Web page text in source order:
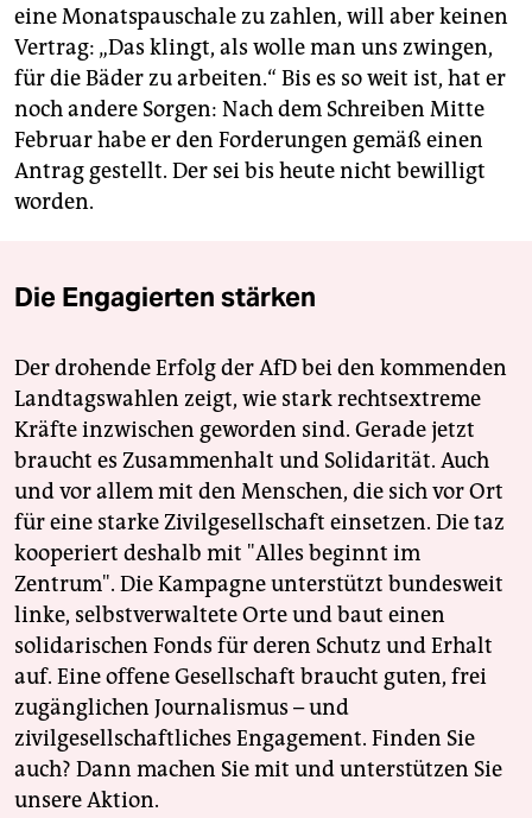
eine Monatspauschale zu zahlen, will aber keinen
Vertrag: „Das klingt, als wolle man uns zwingen,
für die Bäder zu arbeiten.“ Bis es so weit ist, hat er
noch andere Sorgen: Nach dem Schreiben Mitte
Februar habe er den Forderungen gemäß einen
Antrag gestellt. Der sei bis heute nicht bewilligt
worden.
Die Engagierten stärken
Der drohende Erfolg der AfD bei den kommenden
Landtagswahlen zeigt, wie stark rechtsextreme
Kräfte inzwischen geworden sind. Gerade jetzt
braucht es Zusammenhalt und Solidarität. Auch
und vor allem mit den Menschen, die sich vor Ort
für eine starke Zivilgesellschaft einsetzen. Die taz
kooperiert deshalb mit "Alles beginnt im
Zentrum". Die Kampagne unterstützt bundesweit
linke, selbstverwaltete Orte und baut einen
solidarischen Fonds für deren Schutz und Erhalt
auf. Eine offene Gesellschaft braucht guten, frei
zugänglichen Journalismus – und
zivilgesellschaftliches Engagement. Finden Sie
auch? Dann machen Sie mit und unterstützen Sie
unsere Aktion.